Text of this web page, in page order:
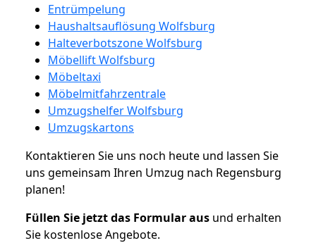
Entrümpelung
Haushaltsauflösung Wolfsburg
Halteverbotszone Wolfsburg
Möbellift Wolfsburg
Möbeltaxi
Möbelmitfahrzentrale
Umzugshelfer Wolfsburg
Umzugskartons
Kontaktieren Sie uns noch heute und lassen Sie
uns gemeinsam Ihren Umzug nach Regensburg
planen!
Füllen Sie jetzt das Formular aus und erhalten
Sie kostenlose Angebote.